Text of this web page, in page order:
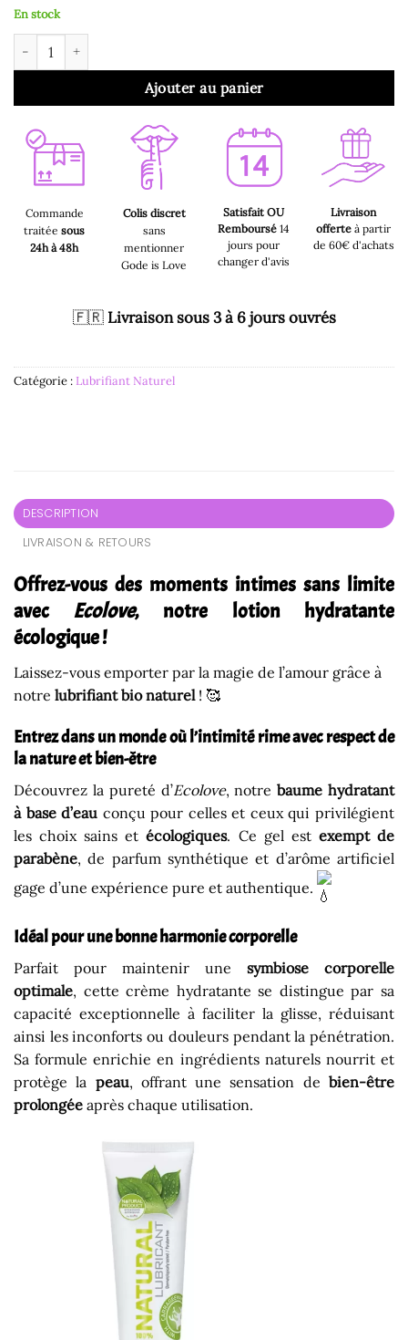
En stock
quantité de Lubrifiant Bio Naturel
Ajouter au panier
Commande
traitée sous
24h à 48h
Colis discret
sans
mentionner
Gode is Love
Satisfait OU
Remboursé14
jours pour
changer d'avis
Livraison
offerte à partir
de 60€ d'achats
🇫🇷 Livraison sous 3 à 6 jours ouvrés
Catégorie :Lubrifiant Naturel
DESCRIPTION
LIVRAISON & RETOURS
Offrez-vous des moments intimes sans limite
avec Ecolove, notre lotion hydratante
écologique !
Laissez-vous emporter par la magie de l’amour grâce à
notre lubrifiant bio naturel! 🥰
Entrez dans un monde où l’intimité rime avec respect de
la nature et bien-être
Découvrez la pureté d’Ecolove, notrebaume hydratant
à base d’eau conçu pour celles et ceux qui privilégient
les choix sains etécologiques. Ce gel est exempt de
parabène, de parfum synthétique et d’arôme artificiel
gage d’une expérience pure et authentique.
Idéal pour une bonne harmonie corporelle
Parfait pour maintenir une symbiose corporelle
optimale, cette crème hydratante se distingue par sa
capacité exceptionnelle à faciliter la glisse, réduisant
ainsi les inconforts ou douleurs pendant la pénétration.
Sa formule enrichie en ingrédients naturels nourrit et
protège la peau, offrant une sensation debien-être
prolongée après chaque utilisation.